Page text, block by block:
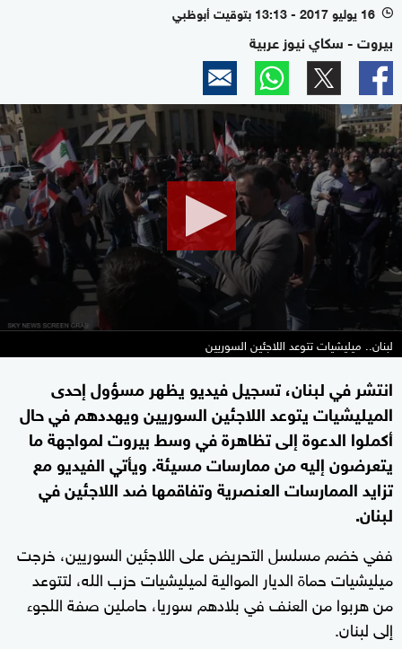
l 16 يوليو 2017 - 13:13 بتوقيت أبوظبي
بيروت - سكاي نيوز عربية
0
seconds
of
0
seconds
لبنان.. ميليشيات تتوعد اللاجئين السوريين
انتشر في لبنان، تسجيل فيديو يظهر مسؤول إحدى
الميليشيات يتوعد اللاجئين السوريين ويهددهم في حال
أكملوا الدعوة إلى تظاهرة في وسط بيروت لمواجهة ما
يتعرضون إليه من ممارسات مسيئة. ويأتي الفيديو مع
تزايد الممارسات العنصرية وتفاقمها ضد اللاجئين في
لبنان.
ففي خضم مسلسل التحريض على اللاجئين السوريين، خرجت
ميليشيات حماة الديار الموالية لميليشيات حزب الله، لتتوعد
من هربوا من العنف في بلادهم سوريا، حاملين صفة اللجوء
إلى لبنان.